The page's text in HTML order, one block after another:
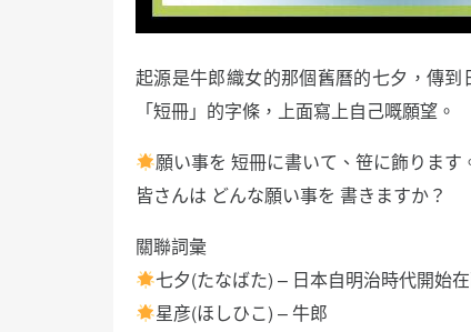
起源是牛郎織女的那個舊曆的七夕，傳
「短冊」的字條，上面寫上自己嘅願望。
願い事を 短冊に書いて、笹に飾ります
皆さんは どんな願い事を 書きますか？
關聯詞彙
七夕(たなばた) – 日本自明治時代開始
星彦(ほしひこ) – 牛郎